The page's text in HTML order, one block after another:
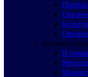
Кабинет
В